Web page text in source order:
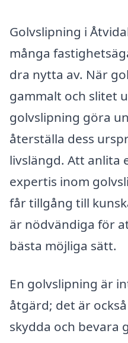
Golvslipning i
många
dra nytta av. När
gammalt och slitet
golvslipning göra
återställa dess
livslängd. Att anlita
expertis inom
får tillgång till
är nödvändiga för
bästa möjliga sätt.
En golvslipning är
åtgärd; det är
skydda och bevara